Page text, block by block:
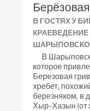
В ГОСТЯХ У
КРАЕВЕДЕНИЕ
В
которое
Березовая
хребет,
березняком, в
Хыр-Хазын (от